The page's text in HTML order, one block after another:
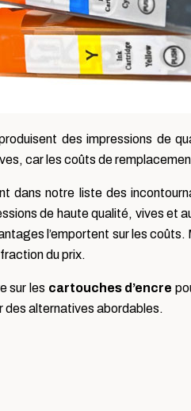
des impressions de
car les coûts de
dans notre liste des
de haute qualité, vives et
l’emportent sur les
du prix.
sur les cartouches d’encre
des alternatives abordables.